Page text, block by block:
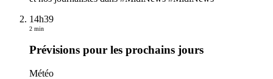
14h39
2 min
Prévisions pour les prochains jours
Météo